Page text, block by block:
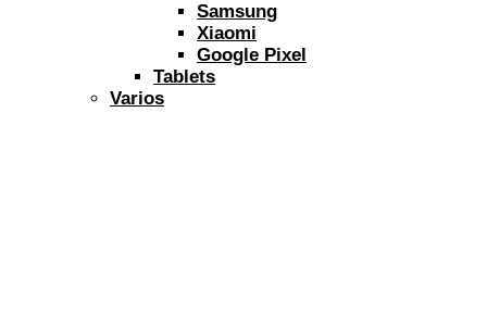
Samsung
Xiaomi
Google Pixel
Tablets
Varios